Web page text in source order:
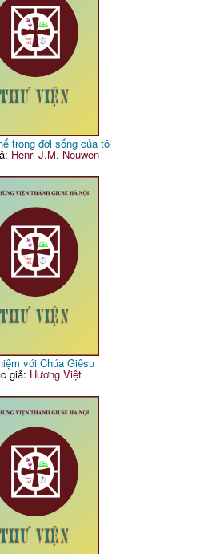
trong đời sống của tôi
Henri J.M. Nouwen
với Chúa Giêsu
giả: Hương Việt